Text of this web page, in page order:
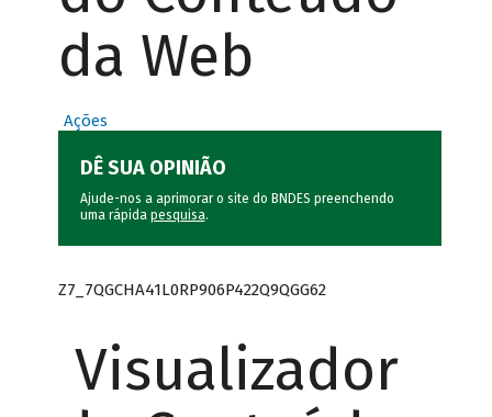
da Web
Ações
DÊ SUA OPINIÃO
Ajude-nos a aprimorar o site do BNDES preenchendo
uma rápida pesquisa.
Z7_7QGCHA41L0RP906P422Q9QGG62
Visualizador